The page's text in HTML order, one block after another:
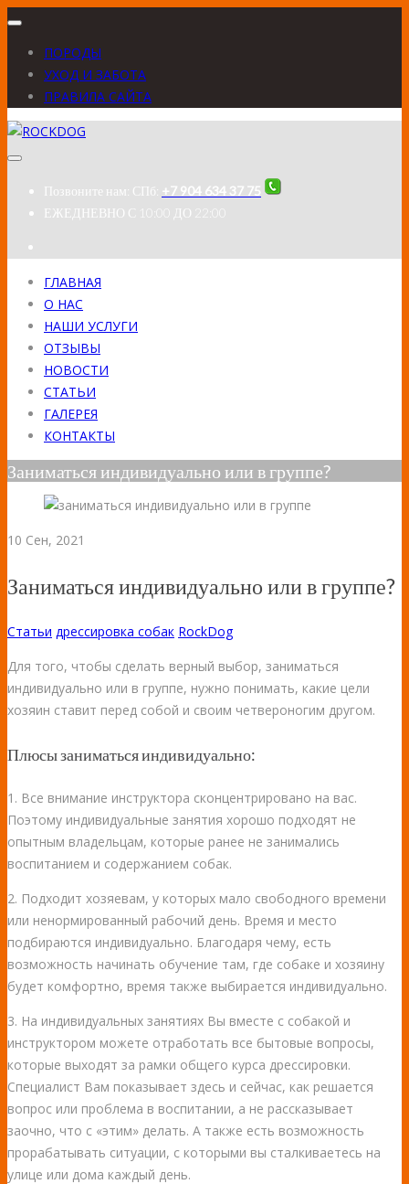
ПОРОДЫ
УХОД И ЗАБОТА
ПРАВИЛА САЙТА
Позвоните нам: СПб: +7 904 634 37 75
ЕЖЕДНЕВНО С 10:00 ДО 22:00
ГЛАВНАЯ
О НАС
НАШИ УСЛУГИ
ОТЗЫВЫ
НОВОСТИ
СТАТЬИ
ГАЛЕРЕЯ
КОНТАКТЫ
Заниматься индивидуально или в группе?
10 Сен, 2021
Заниматься индивидуально или в группе?
Статьи дрессировка собак RockDog
Для того, чтобы сделать верный выбор, заниматься
индивидуально или в группе, нужно понимать, какие цели
хозяин ставит перед собой и своим четвероногим другом.
Плюсы заниматься индивидуально:
1. Все внимание инструктора сконцентрировано на вас.
Поэтому индивидуальные занятия хорошо подходят не
опытным владельцам, которые ранее не занимались
воспитанием и содержанием собак.
2. Подходит хозяевам, у которых мало свободного времени
или ненормированный рабочий день. Время и место
подбираются индивидуально. Благодаря чему, есть
возможность начинать обучение там, где собаке и хозяину
будет комфортно, время также выбирается индивидуально.
3. На индивидуальных занятиях Вы вместе с собакой и
инструктором можете отработать все бытовые вопросы,
которые выходят за рамки общего курса дрессировки.
Специалист Вам показывает здесь и сейчас, как решается
вопрос или проблема в воспитании, а не рассказывает
заочно, что с «этим» делать. А также есть возможность
прорабатывать ситуации, с которыми вы сталкиваетесь на
улице или дома каждый день.